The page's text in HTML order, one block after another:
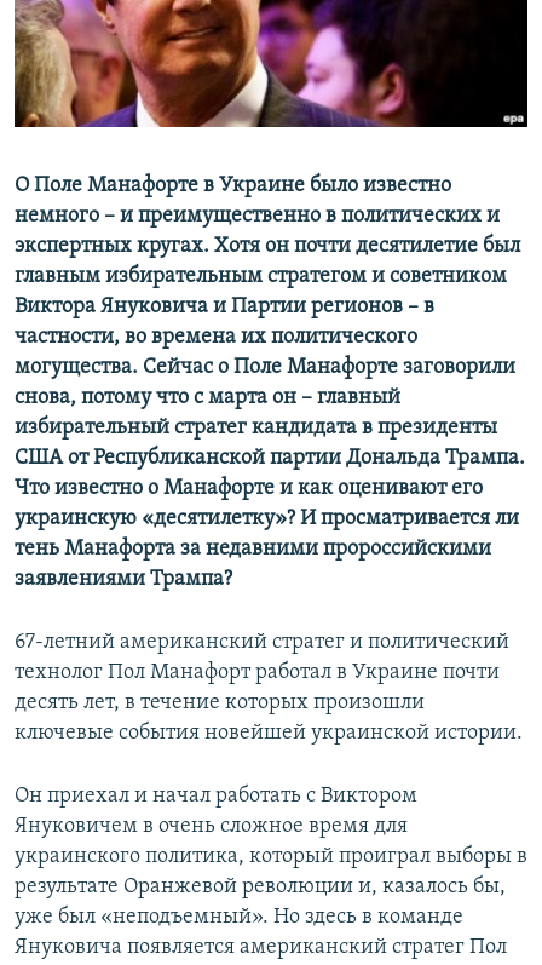
ПОБЕДИТЕЛЕЙ НЕ СУДЯТ?
КРЫМ.НЕПОКОРЕННЫЙ
ELIFBE
ПРИСОЕДИНЯЙТЕСЬ!
Все сайты RFE/RL
О Поле Манафорте в Украине было известно
немного – и преимущественно в политических и
экспертных кругах. Хотя он почти десятилетие был
главным избирательным стратегом и советником
Виктора Януковича и Партии регионов – в
частности, во времена их политического
могущества. Сейчас о Поле Манафорте заговорили
снова, потому что с марта он – главный
избирательный стратег кандидата в президенты
США от Республиканской партии Дональда Трампа.
Что известно о Манафорте и как оценивают его
украинскую «десятилетку»? И просматривается ли
тень Манафорта за недавними пророссийскими
заявлениями Трампа?
67-летний американский стратег и политический
технолог Пол Манафорт работал в Украине почти
десять лет, в течение которых произошли
ключевые события новейшей украинской истории.
Он приехал и начал работать с Виктором
Януковичем в очень сложное время для
украинского политика, который проиграл выборы в
результате Оранжевой революции и, казалось бы,
уже был «неподъемный». Но здесь в команде
Януковича появляется американский стратег Пол